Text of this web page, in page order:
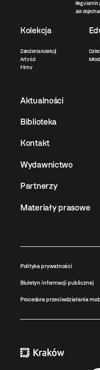
Regulamin
Jak
Kolekcja
Założenia kolekcji
Artyści
Filmy
Aktualności
Biblioteka
Kontakt
Wydawnictwo
Partnerzy
Materiały prasowe
Polityka prywatności
Biuletyn informacji publicznej
Procedura przeciwdziałania